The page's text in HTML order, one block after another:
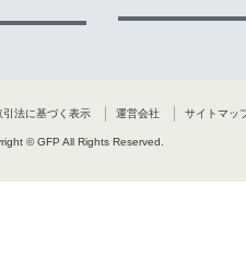
引法に基づく表示 運営会社 サイトマッ
© GFP All Rights Reserved.